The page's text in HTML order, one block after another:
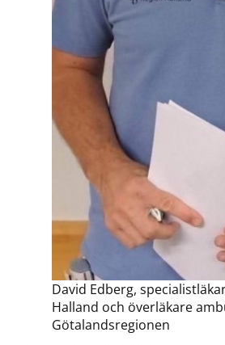
David Edberg,
Halland och överläkare
Götalandsregionen